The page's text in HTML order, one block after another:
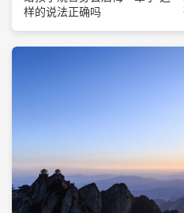
样的说法正确吗